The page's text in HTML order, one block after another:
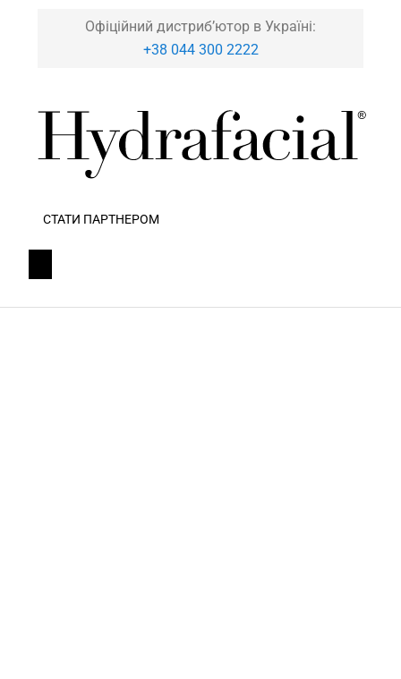
Офіційний дистриб’ютор в Україні:
+38 044 300 2222
СТАТИ ПАРТНЕРОМ